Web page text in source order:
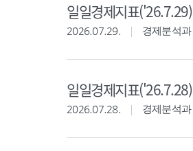
일일경제지표('26.7.29)
2026.07.29. 경제분석과
일일경제지표('26.7.28)
2026.07.28. 경제분석과